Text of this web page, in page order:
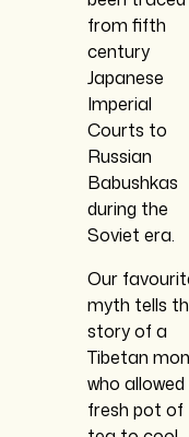
from fifth
century
Japanese
Imperial
Courts to
Russian
Babushkas
during the
Soviet era.
Our
myth tells
story of a
Tibetan
who allowed
fresh pot of